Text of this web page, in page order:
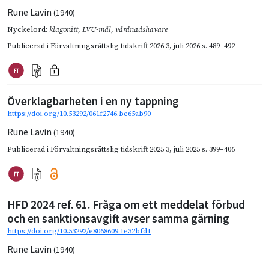
Rune Lavin (1940)
Nyckelord: klagorätt, LVU-mål, vårdnadshavare
Publicerad iFörvaltningsrättslig tidskrift 2026 3, juli 2026s. 489–492
Överklagbarheten i en ny tappning
https://doi.org/10.53292/061f2746.be65ab90
Rune Lavin (1940)
Publicerad iFörvaltningsrättslig tidskrift 2025 3, juli 2025s. 399–406
HFD 2024 ref. 61. Fråga om ett meddelat förbud
och en sanktionsavgift avser samma gärning
https://doi.org/10.53292/e8068609.1e32bfd1
Rune Lavin (1940)